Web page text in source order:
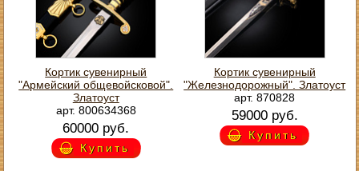
Кортик сувенирный
"Армейский общевойсковой".
Златоуст
арт. 800634368
60000 руб.
Купить
Кортик сувенирный
"Железнодорожный". Златоуст
арт. 870828
59000 руб.
Купить